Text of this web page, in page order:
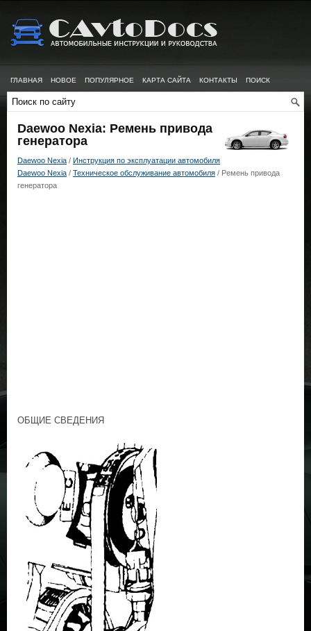
ГЛАВНАЯ НОВОЕ ПОПУЛЯРНОЕ КАРТА САЙТА КОНТАКТЫ ПОИСК
Daewoo Nexia: Ремень привода
генератора
Daewoo Nexia / Инструкция по эксплуатации автомобиля
Daewoo Nexia / Техническое обслуживание автомобиля / Ремень привода
генератора
ОБЩИЕ СВЕДЕНИЯ